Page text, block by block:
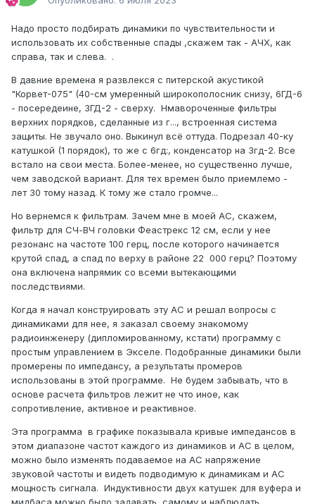
Надо просто подбирать динамики по чувствительности и
использовать их собственные спады ,скажем так - АЧХ, как
справа, так и слева. .
В давние времена я развлекся с питерской акустикой
"Корвет-075" (40-см умеренный широкополосник снизу, 6ГД-6
- посередеине, 3ГД-2 - сверху. Нмавороченные фильтры
верхних порядков, сделанные из г..., встроенная система
защиты. Не звучало оно. Выкинул всё оттуда. Подрезал 40-ку
катушкой (1 порядок), то же с 6гд:, конденсатор на 3гд-2. Все
встало на свои места. Более-менее, но существенно лучше,
чем заводской вариант. Для тех времен было приемлемо -
лет 30 тому назад. К тому же стало громче...
Но вернемся к фильтрам. Зачем мне в моей АС, скажем,
фильтр для СЧ-ВЧ головки Феастрекс 12 см, если у нее
резонанс на частоте 100 герц, после которого начинается
крутой спад, а спад по верху в районе 22 000 герц? Поэтому
она включена напрямик со всеми вытекающими
последствиями.
Когда я начал конструировать эту АС и решал вопросы с
динамиками для нее, я заказал своему знакомому
радиоинженеру (дипломированному, кстати) программу с
простым управлением в Экселе. Подобранные динамики были
промерены по импедансу, а результаты промеров
использованы в этой программе. Не будем забывать, что в
основе расчета фильтров лежит не что иное, как
сопротивление, активное и реактивное.
Эта программа в графике показывала кривые импедансов в
этом диапазоне частот каждого из динамиков и АС в целом,
можно было изменять подаваемое на АС напряжение
звуковой частоты и видеть подводимую к динамикам и АС
мощность сигнала. Индуктивности двух катушек для вуфера и